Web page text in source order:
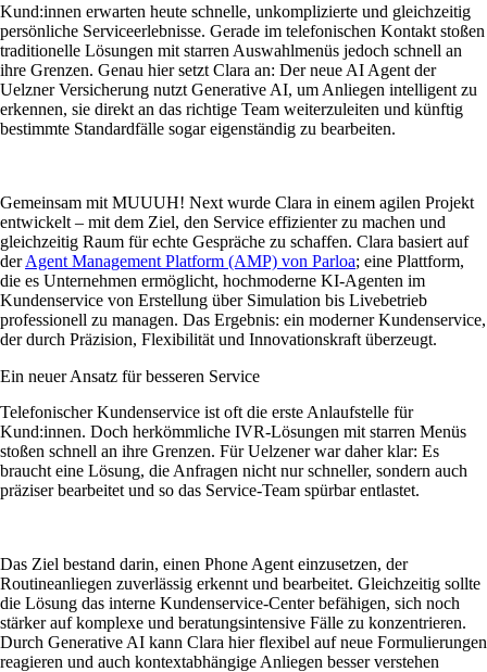
Kund:innen erwarten heute schnelle, unkomplizierte und gleichzeitig
persönliche Serviceerlebnisse. Gerade im telefonischen Kontakt stoßen
traditionelle Lösungen mit starren Auswahlmenüs jedoch schnell an
ihre Grenzen. Genau hier setzt Clara an: Der neue AI Agent der
Uelzner Versicherung nutzt Generative AI, um Anliegen intelligent zu
erkennen, sie direkt an das richtige Team weiterzuleiten und künftig
bestimmte Standardfälle sogar eigenständig zu bearbeiten.
Gemeinsam mit MUUUH! Next wurde Clara in einem agilen Projekt
entwickelt – mit dem Ziel, den Service effizienter zu machen und
gleichzeitig Raum für echte Gespräche zu schaffen. Clara basiert auf
derAgent Management Platform (AMP) von Parloa; eine Plattform,
die es Unternehmen ermöglicht, hochmoderne KI-Agenten im
Kundenservice von Erstellung über Simulation bis Livebetrieb
professionell zu managen. Das Ergebnis: ein moderner Kundenservice,
der durch Präzision, Flexibilität und Innovationskraft überzeugt.
Ein neuer Ansatz für besseren Service
Telefonischer Kundenservice ist oft die erste Anlaufstelle für
Kund:innen. Doch herkömmliche IVR-Lösungen mit starren Menüs
stoßen schnell an ihre Grenzen. Für Uelzener war daher klar: Es
braucht eine Lösung, die Anfragen nicht nur schneller, sondern auch
präziser bearbeitet und so das Service-Team spürbar entlastet.
Das Ziel bestand darin, einen Phone Agent einzusetzen, der
Routineanliegen zuverlässig erkennt und bearbeitet. Gleichzeitig sollte
die Lösung das interne Kundenservice-Center befähigen, sich noch
stärker auf komplexe und beratungsintensive Fälle zu konzentrieren.
Durch Generative AI kann Clara hier flexibel auf neue Formulierungen
reagieren und auch kontextabhängige Anliegen besser verstehen